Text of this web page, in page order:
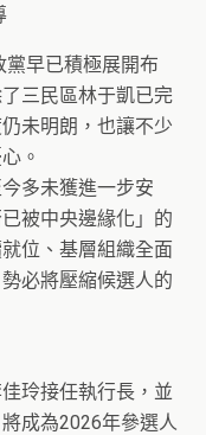
早已積極展開布
三民區林于凱已完
未明朗，也讓不少
。
多未獲進一步安
被中央邊緣化」的
位、基層組織全面
必將壓縮候選人的
玲接任執行長，並
成為2026年參選人